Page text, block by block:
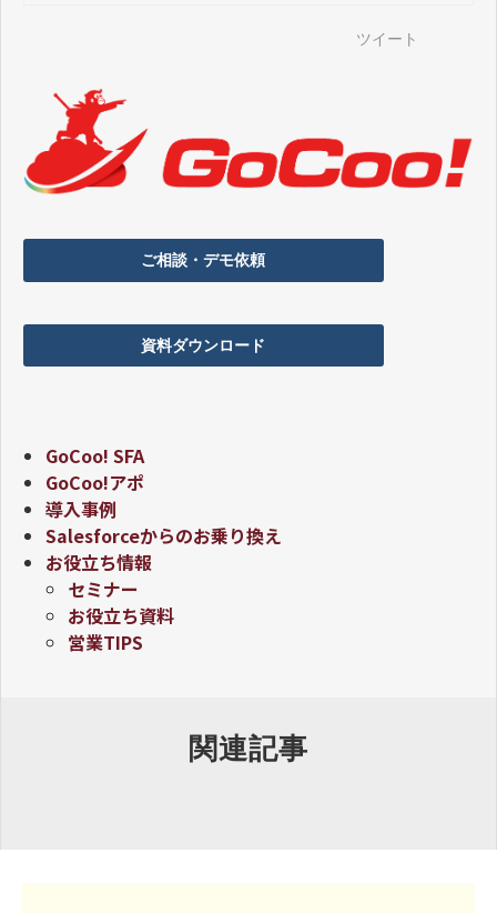
ツイート
ご相談・デモ依頼
資料ダウンロード
GoCoo! SFA
GoCoo!アポ
導入事例
Salesforceからのお乗り換え
お役立ち情報
セミナー
お役立ち資料
営業TIPS
関連記事